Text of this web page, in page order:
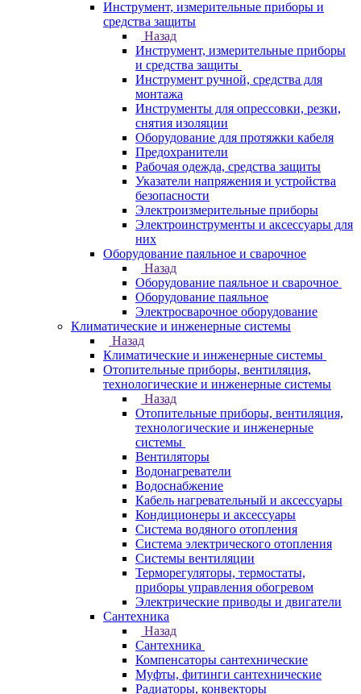
Инструмент, измерительные приборы и
средства защиты
Назад
Инструмент, измерительные приборы
и средства защиты
Инструмент ручной, средства для
монтажа
Инструменты для опрессовки, резки,
снятия изоляции
Оборудование для протяжки кабеля
Предохранители
Рабочая одежда, средства защиты
Указатели напряжения и устройства
безопасности
Электроизмерительные приборы
Электроинструменты и аксессуары для
них
Оборудование паяльное и сварочное
Назад
Оборудование паяльное и сварочное
Оборудование паяльное
Электросварочное оборудование
Климатические и инженерные системы
Назад
Климатические и инженерные системы
Отопительные приборы, вентиляция,
технологические и инженерные системы
Назад
Отопительные приборы, вентиляция,
технологические и инженерные
системы
Вентиляторы
Водонагреватели
Водоснабжение
Кабель нагревательный и аксессуары
Кондиционеры и аксессуары
Система водяного отопления
Система электрического отопления
Системы вентиляции
Терморегуляторы, термостаты,
приборы управления обогревом
Электрические приводы и двигатели
Сантехника
Назад
Сантехника
Компенсаторы сантехнические
Муфты, фитинги сантехнические
Радиаторы, конвекторы